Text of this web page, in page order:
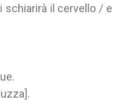
schiarirà il cervello / e